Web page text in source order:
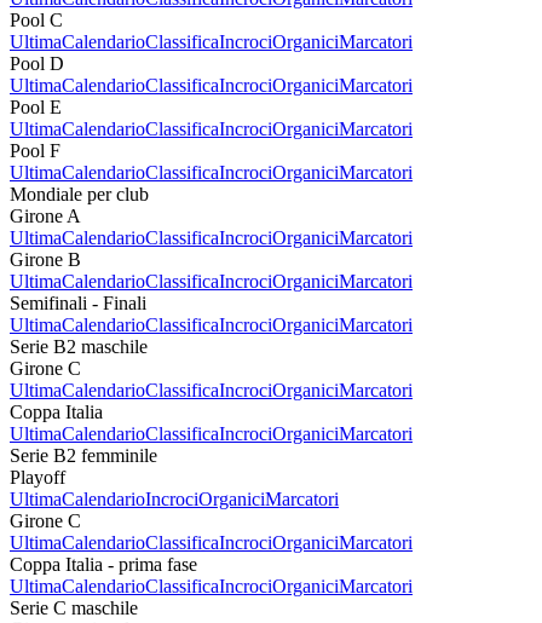
Pool C
UltimaCalendarioClassificaIncrociOrganiciMarcatori
Pool D
UltimaCalendarioClassificaIncrociOrganiciMarcatori
Pool E
UltimaCalendarioClassificaIncrociOrganiciMarcatori
Pool F
UltimaCalendarioClassificaIncrociOrganiciMarcatori
Mondiale per club
Girone A
UltimaCalendarioClassificaIncrociOrganiciMarcatori
Girone B
UltimaCalendarioClassificaIncrociOrganiciMarcatori
Semifinali - Finali
UltimaCalendarioClassificaIncrociOrganiciMarcatori
Serie B2 maschile
Girone C
UltimaCalendarioClassificaIncrociOrganiciMarcatori
Coppa Italia
UltimaCalendarioClassificaIncrociOrganiciMarcatori
Serie B2 femminile
Playoff
UltimaCalendarioIncrociOrganiciMarcatori
Girone C
UltimaCalendarioClassificaIncrociOrganiciMarcatori
Coppa Italia - prima fase
UltimaCalendarioClassificaIncrociOrganiciMarcatori
Serie C maschile